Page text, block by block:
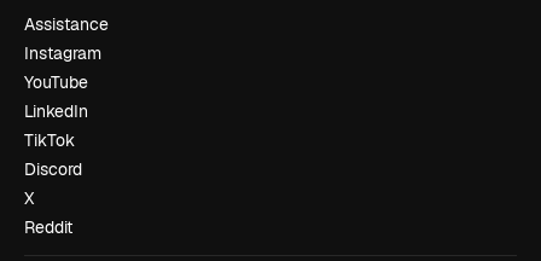
Assistance
Instagram
YouTube
LinkedIn
TikTok
Discord
X
Reddit